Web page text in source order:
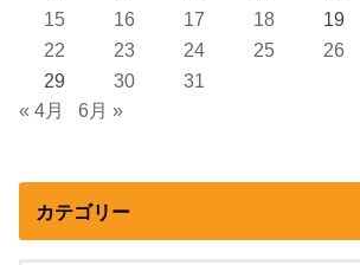
15
16 17 18 19
22
23 24 25 26
29
30
31
« 4月
6月 »
カテゴリー